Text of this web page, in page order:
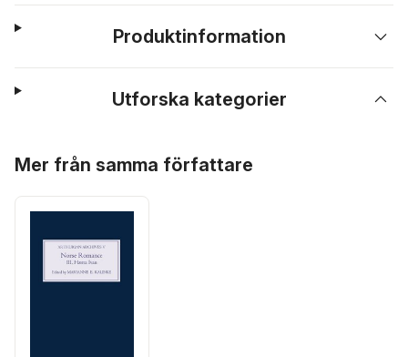
Produktinformation
Utforska kategorier
Mer från samma författare